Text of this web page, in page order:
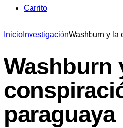
Carrito
Inicio InvestigaciónWashburn y la
Washburn
paraguaya